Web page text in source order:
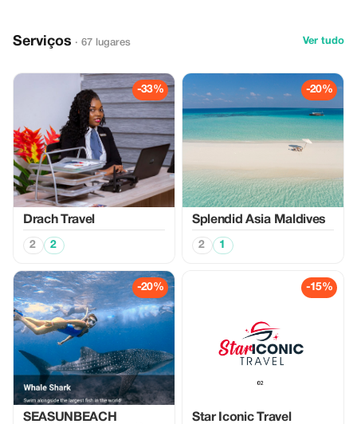
Serviços · 67 lugares Ver tudo
-33%
Drach Travel
2 2
-20%
Splendid Asia Maldives
2 1
-20%
SEASUNBEACH
-15%
Star Iconic Travel